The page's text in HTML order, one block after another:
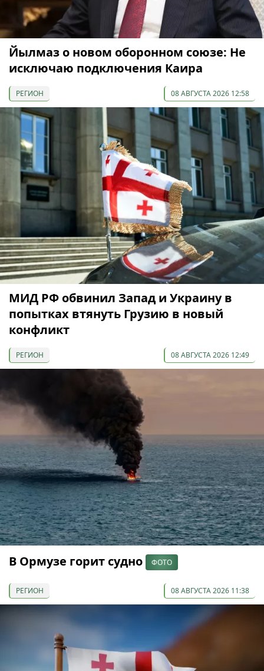
Йылмаз о новом оборонном союзе: Не
исключаю подключения Каира
РЕГИОН 08 АВГУСТА 2026 12:58
МИД РФ обвинил Запад и Украину в
попытках втянуть Грузию в новый
конфликт
РЕГИОН 08 АВГУСТА 2026 12:49
В Ормузе горит судно ФОТО
РЕГИОН 08 АВГУСТА 2026 11:38